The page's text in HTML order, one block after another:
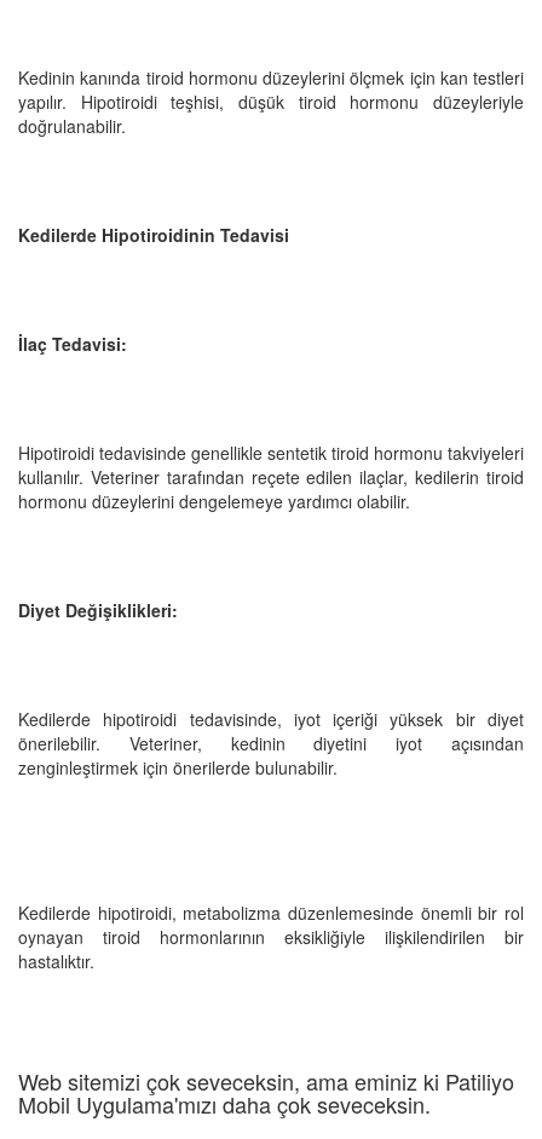
Kedinin kanında tiroid hormonu düzeylerini ölçmek için kan testleri
yapılır. Hipotiroidi teşhisi, düşük tiroid hormonu düzeyleriyle
doğrulanabilir.
Kedilerde Hipotiroidinin Tedavisi
İlaç Tedavisi:
Hipotiroidi tedavisinde genellikle sentetik tiroid hormonu takviyeleri
kullanılır. Veteriner tarafından reçete edilen ilaçlar, kedilerin tiroid
hormonu düzeylerini dengelemeye yardımcı olabilir.
Diyet Değişiklikleri:
Kedilerde hipotiroidi tedavisinde, iyot içeriği yüksek bir diyet
önerilebilir. Veteriner, kedinin diyetini iyot açısından
zenginleştirmek için önerilerde bulunabilir.
Kedilerde hipotiroidi, metabolizma düzenlemesinde önemli bir rol
oynayan tiroid hormonlarının eksikliğiyle ilişkilendirilen bir
hastalıktır.
Web sitemizi çok seveceksin, ama eminiz ki Patiliyo
Mobil Uygulama'mızı daha çok seveceksin.